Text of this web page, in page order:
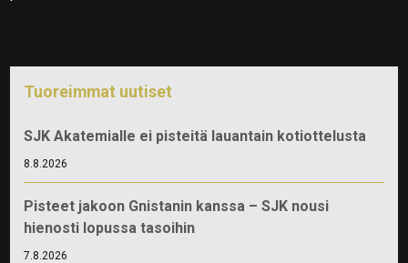
Tuoreimmat uutiset
SJK Akatemialle ei pisteitä lauantain kotiottelusta
8.8.2026
Pisteet jakoon Gnistanin kanssa – SJK nousi
hienosti lopussa tasoihin
7.8.2026